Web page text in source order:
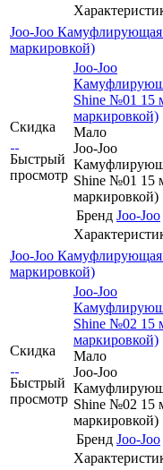
Joo-Joo
маркировкой)
Скидка
Быстрый
просмотр
Joo-Joo
Shine №01 15
маркировкой)
Мало
Joo-Joo
Shine №01 15
маркировкой)
Бренд Joo-Joo
Joo-Joo
маркировкой)
Скидка
Быстрый
просмотр
Joo-Joo
Shine №02 15
маркировкой)
Мало
Joo-Joo
Shine №02 15
маркировкой)
Бренд Joo-Joo